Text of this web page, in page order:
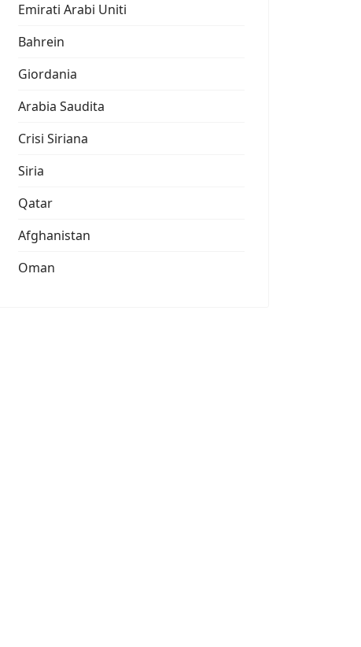
Emirati Arabi Uniti
Bahrein
Giordania
Arabia Saudita
Crisi Siriana
Siria
Qatar
Afghanistan
Oman